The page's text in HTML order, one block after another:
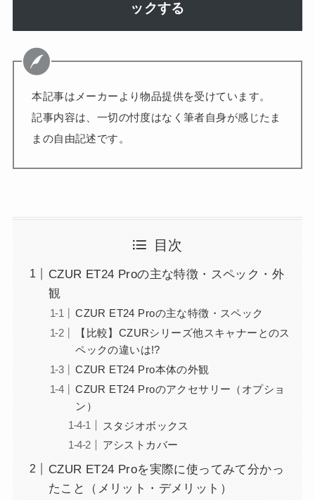
ックする
本記事はメーカーより物品提供を受けています。
記事内容は、一切の忖度はなく筆者自身が感じたま
まの自由記述です。
目次
CZUR ET24 Proの主な特徴・スペック・外
観
CZUR ET24 Proの主な特徴・スペック
【比較】CZURシリーズ他スキャナーとのス
ペックの違いは!?
CZUR ET24 Pro本体の外観
CZUR ET24 Proのアクセサリー（オプショ
ン）
スタジオボックス
アシストカバー
CZUR ET24 Proを実際に使ってみて分かっ
たこと（メリット・デメリット）